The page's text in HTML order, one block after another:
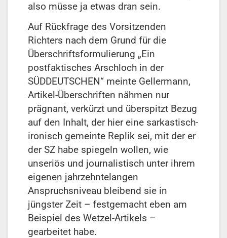
also müsse ja etwas dran sein.
Auf Rückfrage des Vorsitzenden
Richters nach dem Grund für die
Überschriftsformulierung „Ein
postfaktisches Arschloch in der
SÜDDEUTSCHEN“ meinte Gellermann,
Artikel-Überschriften nähmen nur
prägnant, verkürzt und überspitzt Bezug
auf den Inhalt, der hier eine sarkastisch-
ironisch gemeinte Replik sei, mit der er
der SZ habe spiegeln wollen, wie
unseriös und journalistisch unter ihrem
eigenen jahrzehntelangen
Anspruchsniveau bleibend sie in
jüngster Zeit – festgemacht eben am
Beispiel des Wetzel-Artikels –
gearbeitet habe.